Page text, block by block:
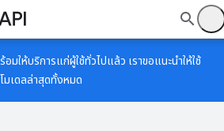
อมให้บริการแก่ผู้ใช้ทั่วไปแล้ว เราขอแนะนำให้ใช้
มเดลล่าสุดทั้งหมด